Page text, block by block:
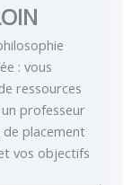
: vous
ressources
professeur
placement
vos objectifs